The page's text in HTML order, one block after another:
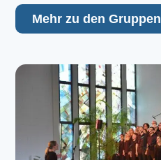
Mehr zu den Gruppen